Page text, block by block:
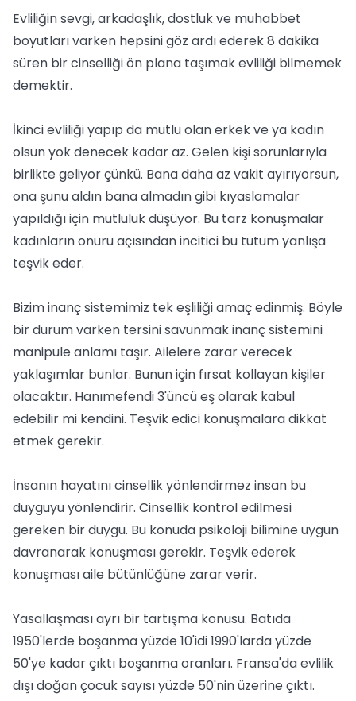
Evliliğin sevgi, arkadaşlık, dostluk ve muhabbet
boyutları varken hepsini göz ardı ederek 8 dakika
süren bir cinselliği ön plana taşımak evliliği bilmemek
demektir.
İkinci evliliği yapıp da mutlu olan erkek ve ya kadın
olsun yok denecek kadar az. Gelen kişi sorunlarıyla
birlikte geliyor çünkü. Bana daha az vakit ayırıyorsun,
ona şunu aldın bana almadın gibi kıyaslamalar
yapıldığı için mutluluk düşüyor. Bu tarz konuşmalar
kadınların onuru açısından incitici bu tutum yanlışa
teşvik eder.
Bizim inanç sistemimiz tek eşliliği amaç edinmiş. Böyle
bir durum varken tersini savunmak inanç sistemini
manipule anlamı taşır. Ailelere zarar verecek
yaklaşımlar bunlar. Bunun için fırsat kollayan kişiler
olacaktır. Hanımefendi 3'üncü eş olarak kabul
edebilir mi kendini. Teşvik edici konuşmalara dikkat
etmek gerekir.
İnsanın hayatını cinsellik yönlendirmez insan bu
duyguyu yönlendirir. Cinsellik kontrol edilmesi
gereken bir duygu. Bu konuda psikoloji bilimine uygun
davranarak konuşması gerekir. Teşvik ederek
konuşması aile bütünlüğüne zarar verir.
Yasallaşması ayrı bir tartışma konusu. Batıda
1950'lerde boşanma yüzde 10'idi 1990'larda yüzde
50'ye kadar çıktı boşanma oranları. Fransa'da evlilik
dışı doğan çocuk sayısı yüzde 50'nin üzerine çıktı.